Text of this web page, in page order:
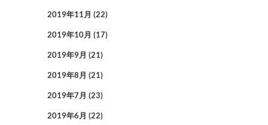
2019年11月 (22)
2019年10月 (17)
2019年9月 (21)
2019年8月 (21)
2019年7月 (23)
2019年6月 (22)